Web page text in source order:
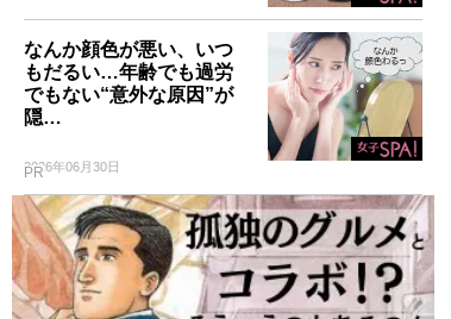
なんか顔色が悪い、いつ
もだるい…年齢でも過労
でもない“意外な原因”が
隠…
2026年06月30日
PR